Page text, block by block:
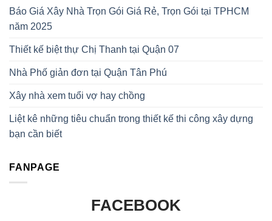
Báo Giá Xây Nhà Trọn Gói Giá Rẻ, Trọn Gói tại TPHCM
năm 2025
Thiết kế biệt thự Chị Thanh tại Quận 07
Nhà Phố giản đơn tại Quận Tân Phú
Xây nhà xem tuổi vợ hay chồng
Liệt kê những tiêu chuẩn trong thiết kế thi công xây dựng
bạn cần biết
FANPAGE
FACEBOOK